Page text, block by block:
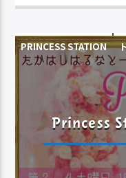
PRINCESS STATION
Princess